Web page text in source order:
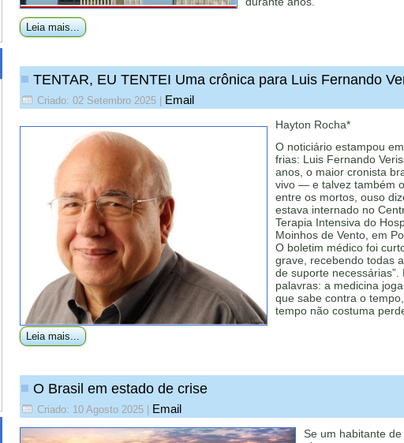
Leia mais...
TENTAR, EU TENTEI Uma crônica para Luis Fernando
Criado: 02 Setembro 2025 Email
Hayton Rocha*
O noticiário estampou
frias: Luis Fernando
anos, o maior cronista
vivo — e talvez também
entre os mortos, ouso
estava internado no
Terapia Intensiva do
Moinhos de Vento, em
O boletim médico foi
grave, recebendo todas
de suporte necessárias”.
palavras: a medicina
que sabe contra o
tempo não costuma
Leia mais...
O Brasil em estado de crise
Criado: 10 Agosto 2025 Email
Se um habitante